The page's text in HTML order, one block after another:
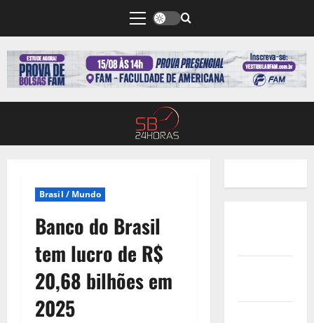
Brasil / Mundo
Banco do Brasil
tem lucro de R$
20,68 bilhões em
2025